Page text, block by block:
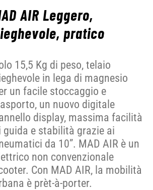
AIR Leggero,
pratico
15,5 Kg di peso, telaio
in lega di magnesio
un facile stoccaggio e
un nuovo digitale
display, massima facilità
guida e stabilità grazie ai
da 10”. MAD AIR è un
non convenzionale
Con MAD AIR, la mobilità
è prèt-à-porter.